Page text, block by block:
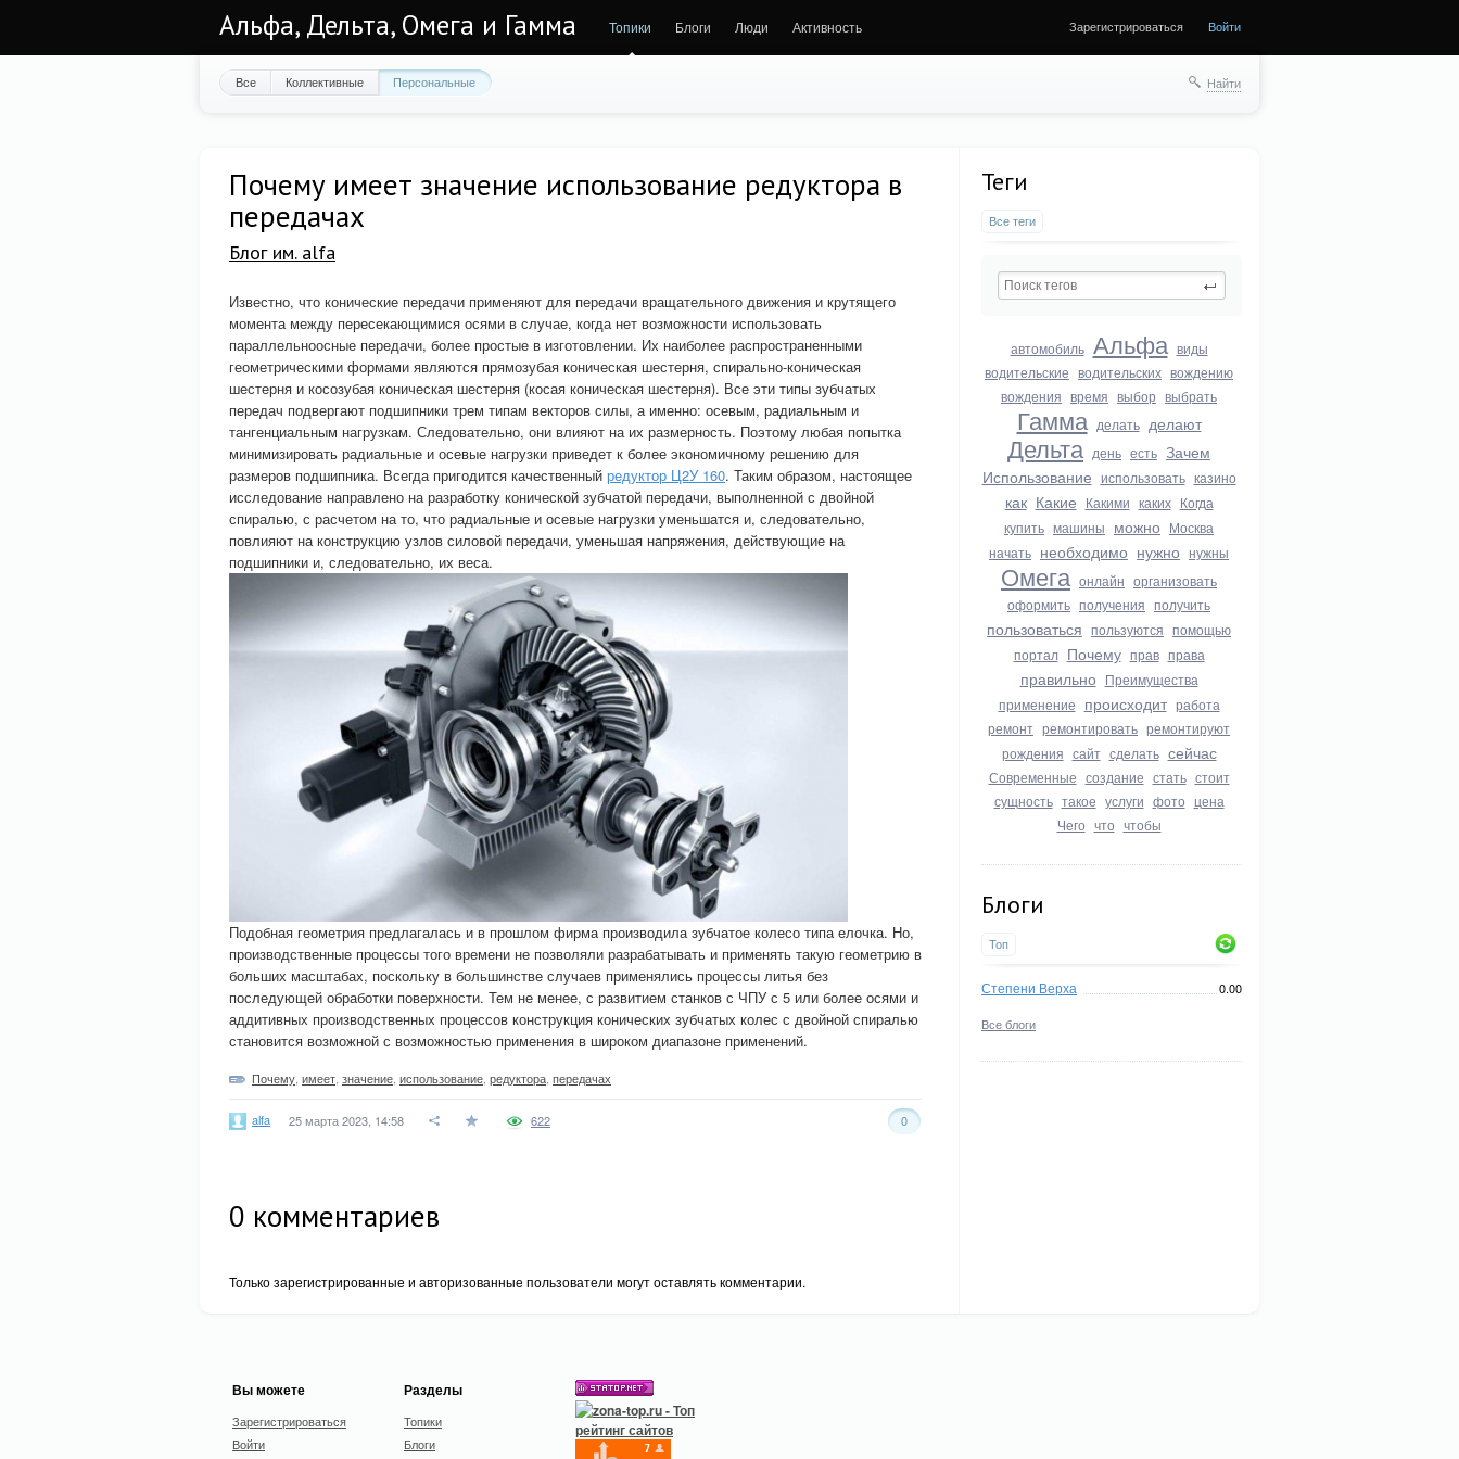
Альфа, Дельта, Омега и Гамма Топики Блоги Люди Активность Зарегистрироваться Войти
Все Коллективные Персональные Найти
Теги
Все теги
автомобиль Альфа виды
водительские водительских вождению
вождения время выбор выбрать
Гамма делать делают
Дельта день есть Зачем
Использование использовать казино
как Какие Какими каких Когда
купить машины можно Москва
начать необходимо нужно нужны
Омега онлайн организовать
оформить получения получить
пользоваться пользуются помощью
портал Почему прав права
правильно Преимущества
применение происходит работа
ремонт ремонтировать ремонтируют
рождения сайт сделать сейчас
Современные создание стать стоит
сущность такое услуги фото цена
Чего что чтобы
Блоги
Топ
Степени Верха 0.00
Все блоги
Почему имеет значение использование редуктора в
передачах
Блог им. alfa
Известно, что конические передачи применяют для передачи вращательного движения и крутящего
момента между пересекающимися осями в случае, когда нет возможности использовать
параллельноосные передачи, более простые в изготовлении. Их наиболее распространенными
геометрическими формами являются прямозубая коническая шестерня, спирально-коническая
шестерня и косозубая коническая шестерня (косая коническая шестерня). Все эти типы зубчатых
передач подвергают подшипники трем типам векторов силы, а именно: осевым, радиальным и
тангенциальным нагрузкам. Следовательно, они влияют на их размерность. Поэтому любая попытка
минимизировать радиальные и осевые нагрузки приведет к более экономичному решению для
размеров подшипника. Всегда пригодится качественный редуктор Ц2У 160. Таким образом, настоящее
исследование направлено на разработку конической зубчатой ​​передачи, выполненной с двойной
спиралью, с расчетом на то, что радиальные и осевые нагрузки уменьшатся и, следовательно,
повлияют на конструкцию узлов силовой передачи, уменьшая напряжения, действующие на
подшипники и, следовательно, их веса.
Подобная геометрия предлагалась и в прошлом фирма производила зубчатое колесо типа елочка. Но,
производственные процессы того времени не позволяли разрабатывать и применять такую ​​геометрию в
больших масштабах, поскольку в большинстве случаев применялись процессы литья без
последующей обработки поверхности. Тем не менее, с развитием станков с ЧПУ с 5 или более осями и
аддитивных производственных процессов конструкция конических зубчатых колес с двойной спиралью
становится возможной с возможностью применения в широком диапазоне применений.
Почему имеет значение использование редуктора передачах
alfa 25 марта 2023, 14:58 0
622
0 комментариев
Только зарегистрированные и авторизованные пользователи могут оставлять комментарии.
Вы можете
Зарегистрироваться
Войти
Разделы
Топики
Блоги